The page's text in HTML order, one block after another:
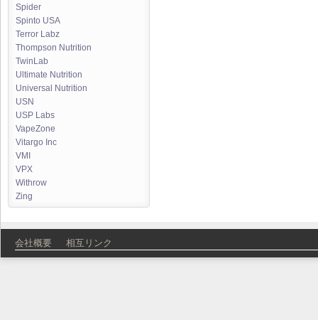
Spider
Spinto USA
Terror Labz
Thompson Nutrition
TwinLab
Ultimate Nutrition
Universal Nutrition
USN
USP Labs
VapeZone
Vitargo Inc
VMI
VPX
Withrow
Zing
会社概要 相互リンク